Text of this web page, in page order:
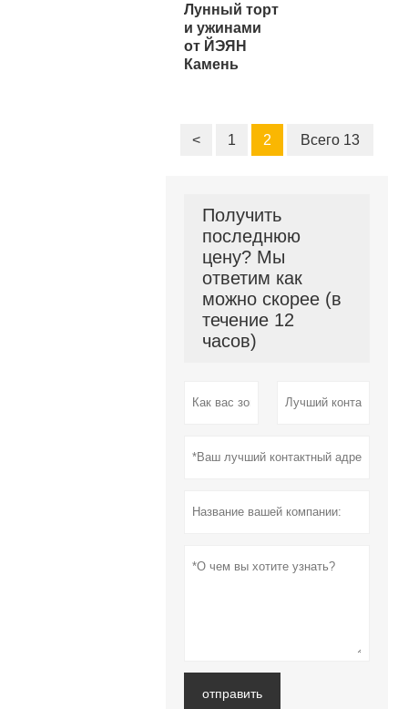
Лунный торт
и ужинами
от ЙЭЯН
Камень
< 1 2 Всего 13
Получить
последнюю
цену? Мы
ответим как
можно скорее (в
течение 12
часов)
отправить